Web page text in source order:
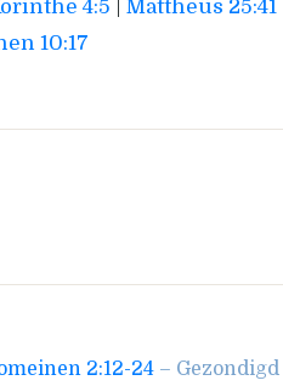
4:5 Mattheüs 25:41
10:17
2:12-24 –